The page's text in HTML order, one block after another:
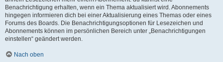
Benachrichtigung erhalten, wenn ein Thema aktualisiert wird. Abonnements
hingegen informieren dich bei einer Aktualisierung eines Themas oder eines
Forums des Boards. Die Benachrichtigungsoptionen für Lesezeichen und
Abonnements können im persönlichen Bereich unter „Benachrichtigungen
einstellen“ geändert werden.
Nach oben